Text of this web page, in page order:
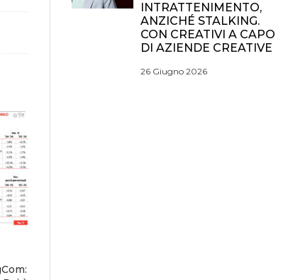
INTRATTENIMENTO,
ANZICHÉ STALKING.
CON CREATIVI A CAPO
DI AZIENDE CREATIVE
26 Giugno 2026